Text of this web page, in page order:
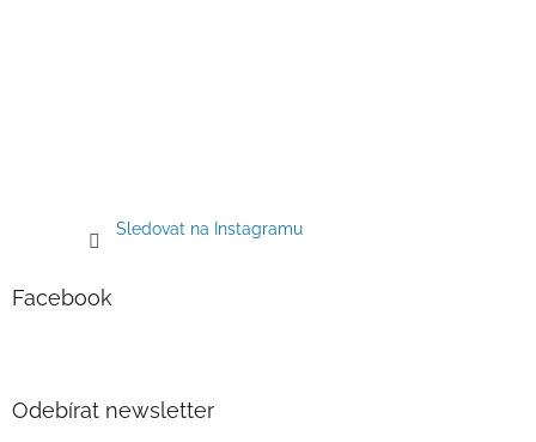
Sledovat na Instagramu
Facebook
Odebírat newsletter